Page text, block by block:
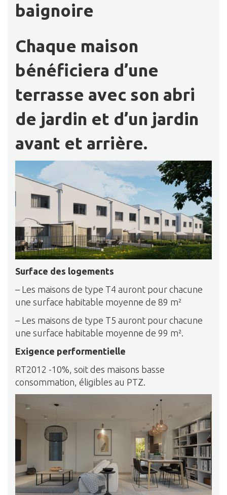
baignoire
Chaque maison
bénéficiera d’une
terrasse avec son abri
de jardin et d’un jardin
avant et arrière.
Surface des logements
– Les maisons de type T4 auront pour chacune
une surface habitable moyenne de 89 m²
– Les maisons de type T5 auront pour chacune
une surface habitable moyenne de 99 m².
Exigence performentielle
RT2012 -10%, soit des maisons basse
consommation, éligibles au PTZ.